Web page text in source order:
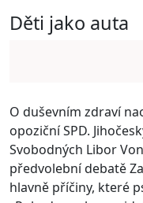
Děti jako auta
O duševním zdraví
opoziční SPD.
Svobodných Libor
předvolební debatě
hlavně příčiny, které